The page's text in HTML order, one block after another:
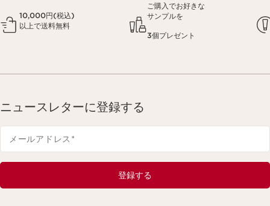
10,000円(税込)
以上で送料無料
ご購入でお好きな
サンプルを
3個プレゼント
ニュースレターに登録する
メールアドレス *
登録する